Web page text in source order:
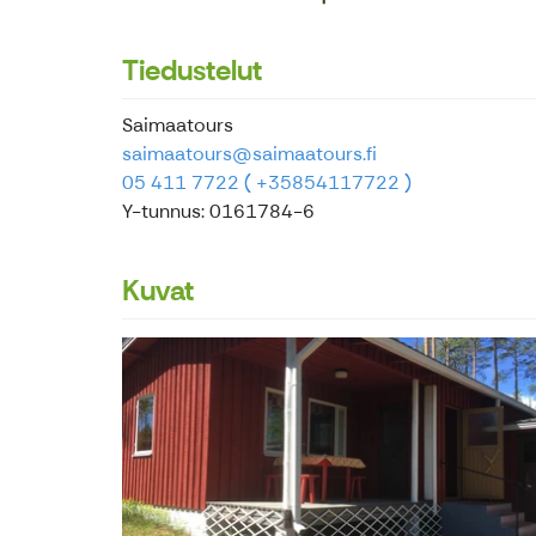
Tiedustelut
Saimaatours
saimaatours@saimaatours.fi
05 411 7722 ( +35854117722 )
Y-tunnus: 0161784-6
Kuvat